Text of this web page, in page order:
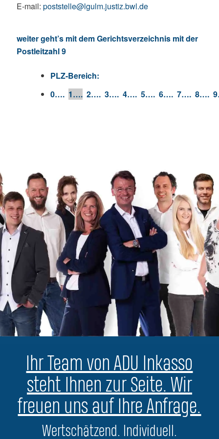
E-mail: poststelle@lgulm.justiz.bwl.de
weiter geht’s mit dem Gerichtsverzeichnis mit der
Postleitzahl 9
PLZ-Bereich:
0…. 1…. 2…. 3…. 4…. 5…. 6…. 7…. 8….
Ihr Team von ADU Inkasso
steht Ihnen zur Seite. Wir
freuen uns auf Ihre Anfrage.
Wertschätzend. Individuell.